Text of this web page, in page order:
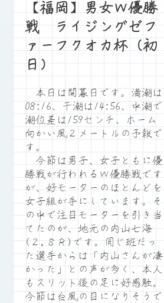
【福岡】男女Ｗ優勝
戦 ライジングゼフ
ァーフクオカ杯（初
日）
本日は開幕日です。満潮は
08:16、干潮は14:56、中潮で
潮位差は159センチ、ホーム
向かい風２メートルの予報で
す。
今節は男子、女子ともに優
勝戦が行われるＷ優勝戦です
が、好モーターのほとんどを
女子組が手にしています。そ
の中で注目モーターを引き当
てたのが、地元の内山七海
(２,８Ｒ)です。同じ班だっ
た選手からは「内山さんが凄
かった」との声が多く、本人
もスリット後の足に好感触。
今節は台風の目になりそうで